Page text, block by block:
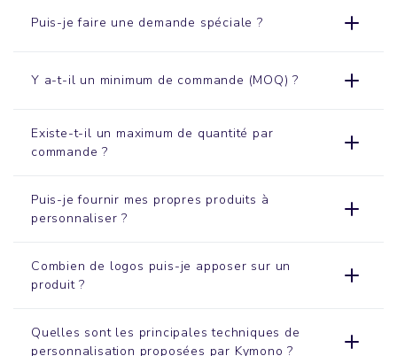
Puis-je faire une demande spéciale ?
Y a-t-il un minimum de commande (MOQ) ?
Existe-t-il un maximum de quantité par
commande ?
Puis-je fournir mes propres produits à
personnaliser ?
Combien de logos puis-je apposer sur un
produit ?
Quelles sont les principales techniques de
personnalisation proposées par Kymono ?